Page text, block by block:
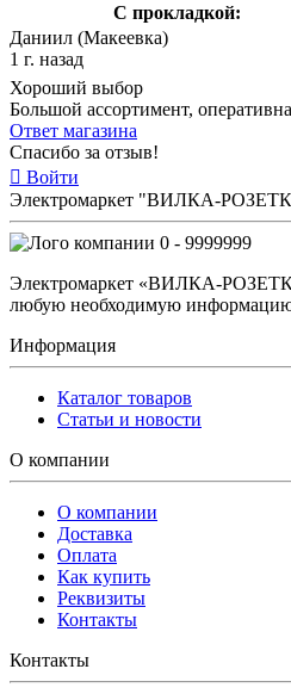
С прокладкой:
Даниил (Макеевка)
1 г. назад
Хороший выбор
Большой ассортимент,
Ответ магазина
Спасибо за отзыв!
Войти
Электромаркет "ВИЛКА-
0 - 9999999
Электромаркет «ВИЛКА-
любую необходимую информацию,
Информация
Каталог товаров
Статьи и новости
О компании
О компании
Доставка
Оплата
Как купить
Реквизиты
Контакты
Контакты